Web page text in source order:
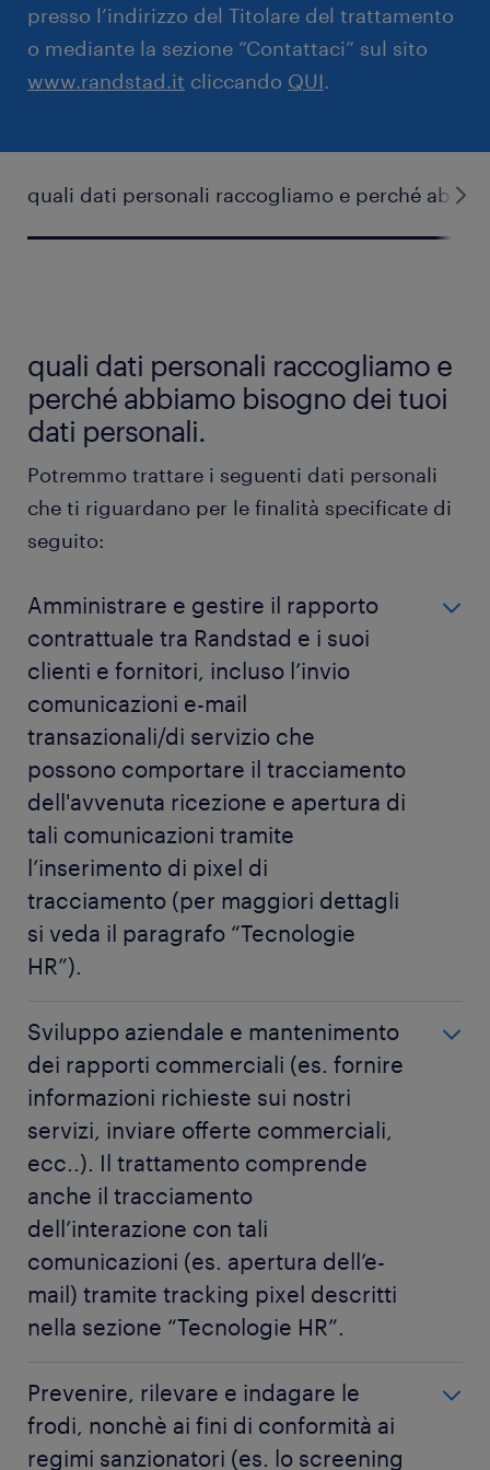
presso l’indirizzo del Titolare del trattamento
o mediante la sezione “Contattaci” sul sito
www.randstad.it cliccando QUI.
quali dati personali raccogliamo e perché
quali dati personali raccogliamo e
perché abbiamo bisogno dei tuoi
dati personali.
Potremmo trattare i seguenti dati personali
che ti riguardano per le finalità specificate di
seguito:
Amministrare e gestire il rapporto
contrattuale tra Randstad e i suoi
clienti e fornitori, incluso l’invio
comunicazioni e-mail
transazionali/di servizio che
possono comportare il tracciamento
dell'avvenuta ricezione e apertura di
tali comunicazioni tramite
l’inserimento di pixel di
tracciamento (per maggiori dettagli
si veda il paragrafo “Tecnologie
HR”).
Amministrare e gestire il rapporto
contrattuale tra Randstad e i suoi clienti e
fornitori, incluso l’invio comunicazioni e-mail
transazionali/di servizio che possono
comportare il tracciamento dell'avvenuta
ricezione e apertura di tali comunicazioni
tramite l’inserimento di pixel di tracciamento
(per maggiori dettagli si veda il paragrafo
“Tecnologie HR”).
Dati identificativi e di contatto: nome e altri
recapiti (compreso indirizzo e-mail, numero
di telefono fisso e numero di cellulare), sesso,
Sviluppo aziendale e mantenimento
dei rapporti commerciali (es. fornire
informazioni richieste sui nostri
servizi, inviare offerte commerciali,
ecc..). Il trattamento comprende
anche il tracciamento
dell’interazione con tali
comunicazioni (es. apertura dell’e-
mail) tramite tracking pixel descritti
nella sezione “Tecnologie HR”.
Sviluppo aziendale e mantenimento dei
rapporti commerciali (es. fornire informazioni
Prevenire, rilevare e indagare le
frodi, nonchè ai fini di conformità ai
regimi sanzionatori (es. lo screening